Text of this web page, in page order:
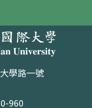
學路一號
960